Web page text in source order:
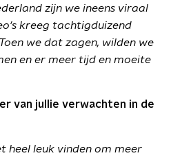
zijn we ineens viraal
kreeg tachtigduizend
we dat zagen, wilden we
en er meer tijd en moeite
van jullie verwachten in de
heel leuk vinden om meer